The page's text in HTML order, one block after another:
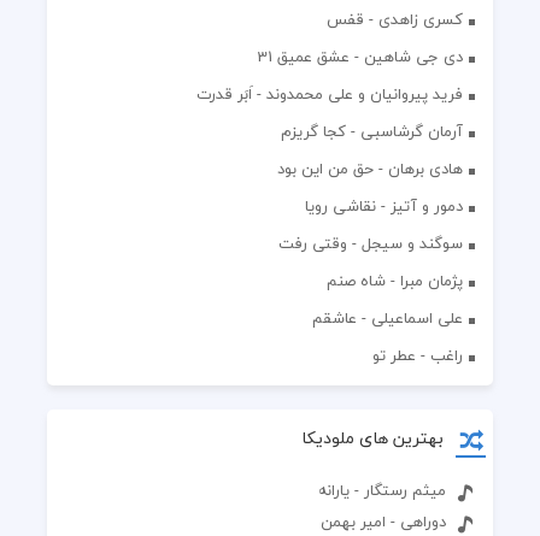
کسری زاهدی - قفس
دی جی شاهین - عشق عمیق 31
فرید پیروانیان و علی محمدوند - اَبَر قدرت
آرمان گرشاسبی - کجا گریزم
هادی برهان - حق من این بود
دمور و آتیز - نقاشی رویا
سوگند و سیجل - وقتی رفت
پژمان مبرا - شاه صنم
علی اسماعیلی - عاشقم
راغب - عطر تو
بهترین های ملودیکا
میثم رستگار - یارانه
دوراهی - امیر بهمن